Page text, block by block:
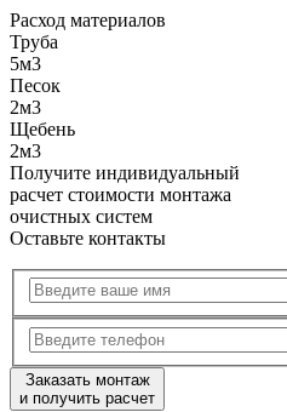
Расход материалов
Труба
5м3
Песок
2м3
Щебень
2м3
Получите индивидуальный
расчет стоимости монтажа
очистных систем
Оставьте контакты
Заказать монтаж
и получить расчет